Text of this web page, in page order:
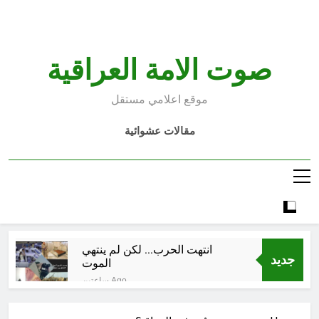
صوت الامة العراقية
موقع اعلامي مستقل
مقالات عشوائية
جديد
انتهت الحرب… لكن لم ينتهي
الموت
ساعتين Ago